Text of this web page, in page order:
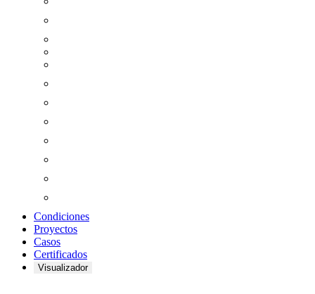
Condiciones
Proyectos
Casos
Certificados
Visualizador